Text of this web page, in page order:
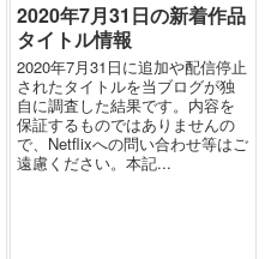
2020年7月31日の新着作品
タイトル情報
2020年7月31日に追加や配信停止
されたタイトルを当ブログが独
自に調査した結果です。内容を
保証するものではありませんの
で、Netflixへの問い合わせ等はご
遠慮ください。本記...